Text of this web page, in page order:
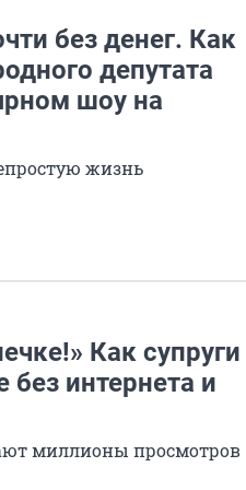
без денег. Как
депутата
шоу на
жизнь
Как супруги
без интернета и
миллионы просмотров